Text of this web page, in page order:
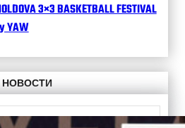
3×3 BASKETBALL FESTIVAL
YAW
НОВОСТИ